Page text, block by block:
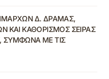
Δ. ΔΡΑΜΑΣ,
ΚΑΙ ΚΑΘΟΡΙΣΜΟΣ ΣΕΙΡΑΣ
ΜΕ ΤΙΣ